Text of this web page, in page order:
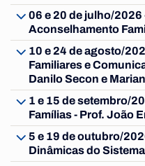
06 e 20 de julho/2026
Aconselhamento
10 e 24 de agosto/
Familiares e
Danilo Secon e
1 e 15 de setembro/
Famílias - Prof. João
5 e 19 de outubro/
Dinâmicas do